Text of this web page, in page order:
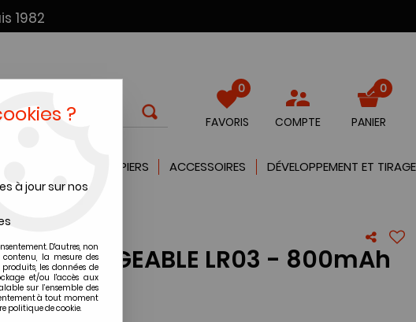
1982
0
FAVORIS COMPTE
0
PANIER
PAPIERS ACCESSOIRES DÉVELOPPEMENT ET TIRAGE
RECHARGEABLE LR03 - 800mAh
4)
votre avis !
?
à jour sur nos
D'autres, non
la mesure des
les données de
et/ou l'accès aux
sur l’ensemble des
à tout moment
politique de cookie.